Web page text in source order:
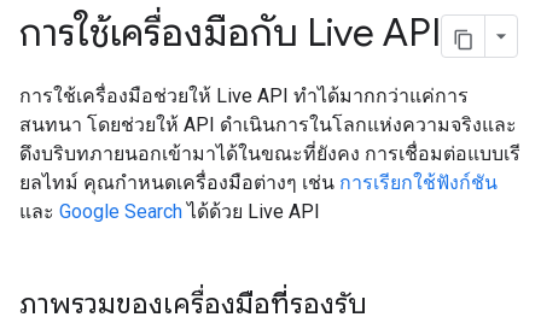
การใช้เครื่องมือกับ Live API
การใช้เครื่องมือช่วยให้ Live API ทำได้มากกว่าแค่การ
สนทนา โดยช่วยให้ API ดำเนินการในโลกแห่งความจริงและ
ดึงบริบทภายนอกเข้ามาได้ในขณะที่ยังคง การเชื่อมต่อแบบเรี
ยลไทม์ คุณกำหนดเครื่องมือต่างๆ เช่น การเรียกใช้ฟังก์ชัน
และ Google Searchได้ด้วย Live API
ภาพรวมของเครื่องมือที่รองรับ